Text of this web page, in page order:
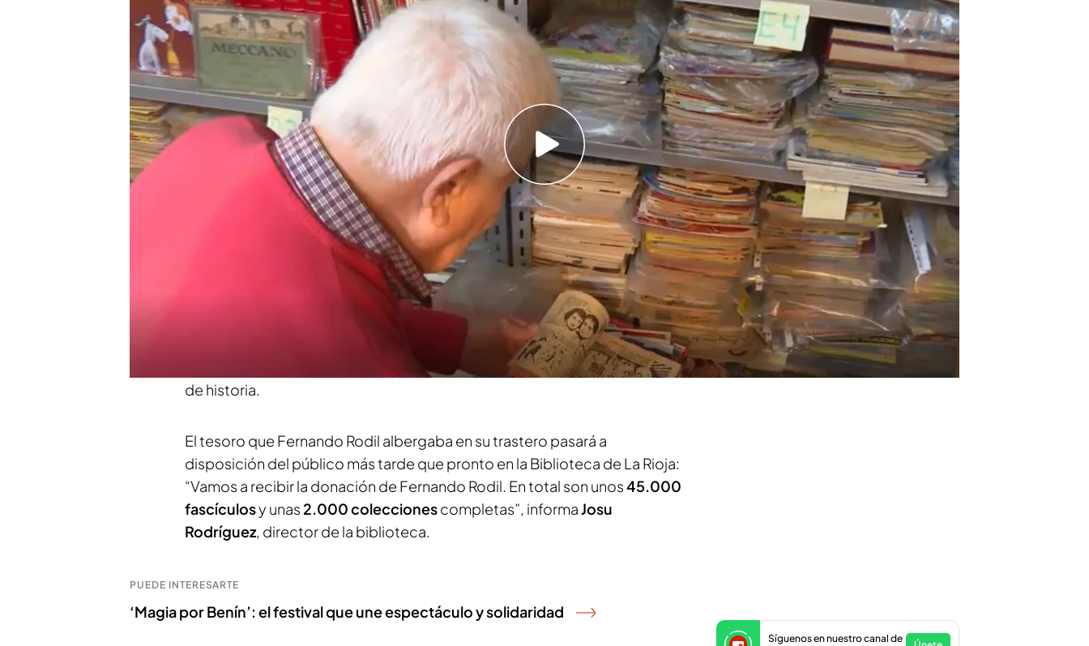
Fernando Rodil, el coleccionista y divulgador, ha donado gran parte
de su colección de tebeos a la Biblioteca de La Rioja
La donación cuenta con más de 45.000 ejemplares, algunos de ellos
del siglo XIX
La biblioteca tendrá la colección en "unas condiciones especiales
porque es un material único"
cuenta con uno de los granes tesoros del tebeo
en España. Esto es gracias a
Fernando Rodil
, el coleccionista y divulgador
que ha donado la gran mayoría de su colección a la entidad. Según
en el video, la donación cuenta
con más de 45.000 ejemplares. Algunos de ellos, con más de 200 años
de historia.
El tesoro que Fernando Rodil albergaba en su trastero pasará a
disposición del público más tarde que pronto en la Biblioteca de La Rioja:
“Vamos a recibir la donación de Fernando Rodil. En total son unos45.000
fascículosy unas 2.000 coleccionescompletas”, informaJosu
Rodríguez, director de la biblioteca.
PUEDE INTERESARTE
‘Magia por Benín’: el festival que une espectáculo y solidaridad
Síguenos en nuestro canal de